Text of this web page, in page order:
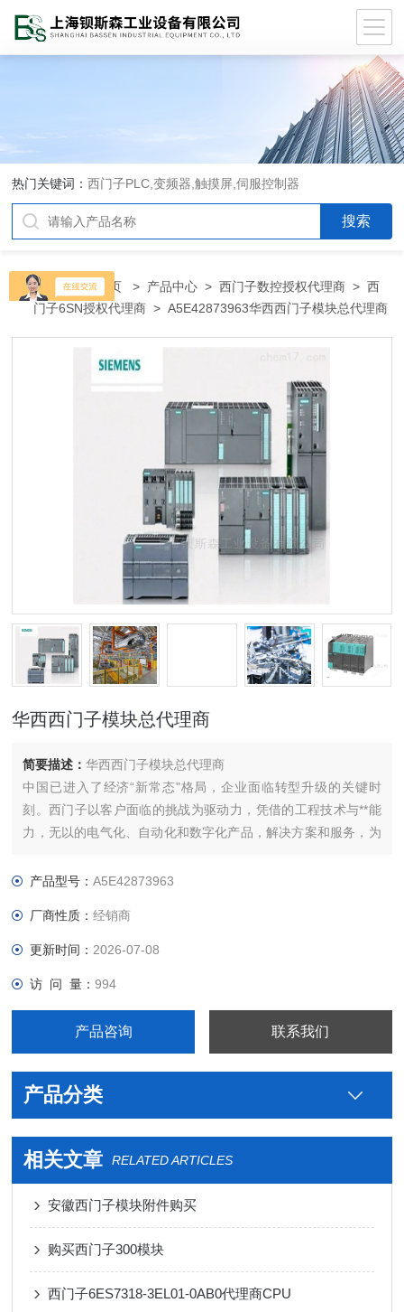
热门关键词：西门子PLC,变频器,触摸屏,伺服控制器
当前位置：首页 > 产品中心 >西门子数控授权代理商 >西
门子6SN授权代理商 > A5E42873963华西西门子模块总代理商
华西西门子模块总代理商
简要描述：华西西门子模块总代理商
中国已进入了经济“新常态"格局，企业面临转型升级的关键时
刻。西门子以客户面临的挑战为驱动力，凭借的工程技术与**能
力，无以的电气化、自动化和数字化产品，解决方案和服务，为
可持续的发展。我们将这种力量称之为“博大精深，同心致远"。
产品型号：A5E42873963
厂商性质：经销商
更新时间： 2026-07-08
访 问 量：994
产品咨询 联系我们
产品分类
相关文章 RELATED ARTICLES
安徽西门子模块附件购买
购买西门子300模块
西门子6ES7318-3EL01-0AB0代理商CPU